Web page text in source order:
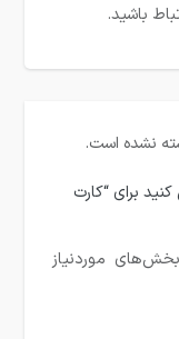
باشید.
نشده است.
برای “کارت
بخش‌های موردنیاز